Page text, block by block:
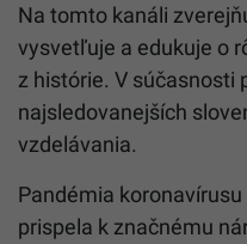
Na tomto kanáli
vysvetľuje a edukuje o
z histórie. V súčasnosti
najsledovanejších
vzdelávania.
Pandémia
prispela k značnému